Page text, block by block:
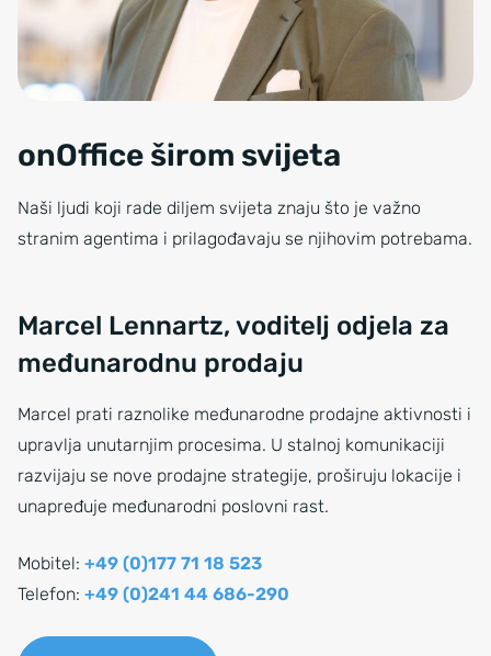
onOffice širom svijeta
Naši ljudi koji rade diljem svijeta znaju što je važno
stranim agentima i prilagođavaju se njihovim potrebama.
Marcel Lennartz, voditelj odjela za
međunarodnu prodaju
Marcel prati raznolike međunarodne prodajne aktivnosti i
upravlja unutarnjim procesima. U stalnoj komunikaciji
razvijaju se nove prodajne strategije, proširuju lokacije i
unapređuje međunarodni poslovni rast.
Mobitel: +49 (0)177 71 18 523
Telefon: +49 (0)241 44 686-290